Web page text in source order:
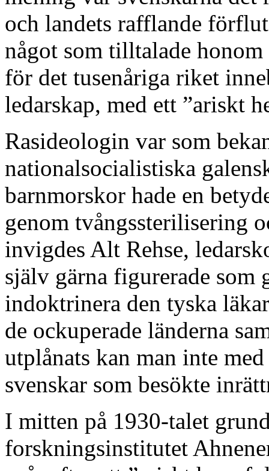
och landets rafflande
något som tilltalade
för det tusenåriga riket
ledarskap, med ett ”ariskt
Rasideologin var som
nationalsocialistiska
barnmorskor hade en
genom tvångssterilisering
invigdes Alt Rehse,
själv gärna figurerade som
indoktrinera den tyska
de ockuperade länderna
utplånats kan man inte
svenskar som besökte
I mitten på 1930-talet
forskningsinstitutet